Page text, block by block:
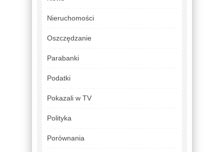
Nieruchomości
Oszczędzanie
Parabanki
Podatki
Pokazali w TV
Polityka
Porównania